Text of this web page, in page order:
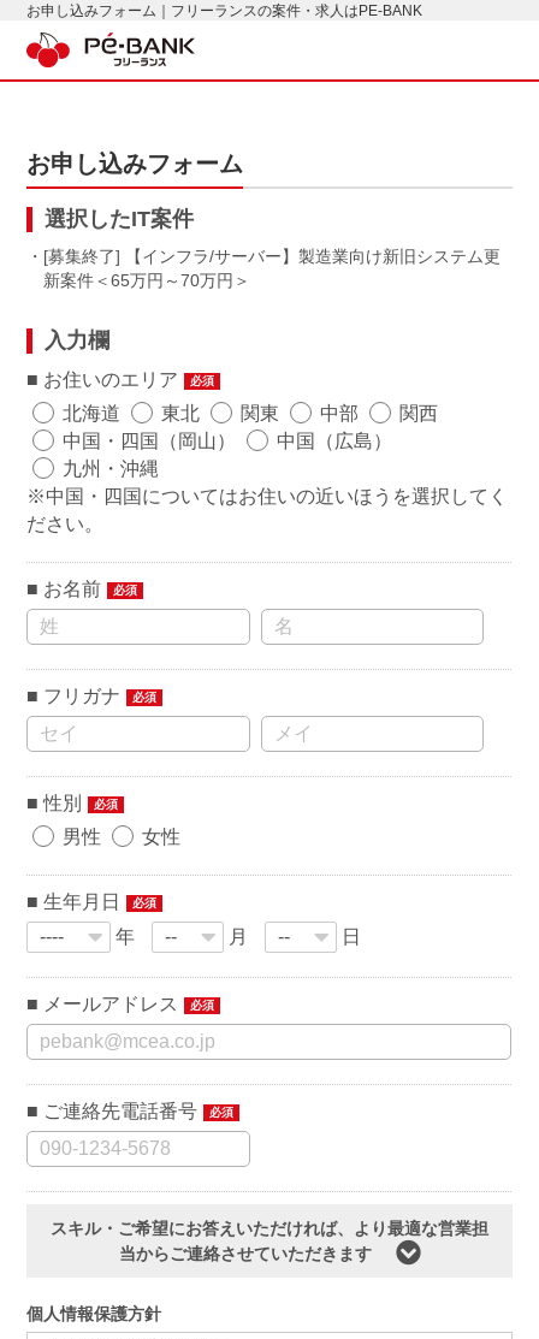
お申し込みフォーム｜フリーランスの案件・求人はPE-BANK
お申し込みフォーム
選択したIT案件
・[募集終了] 【インフラ/サーバー】製造業向け新旧システム更
新案件
65万円～70万円
入力欄
お住いのエリア 必須
北海道 東北 関東 中部
関西
中国・四国（岡山）
中国（広島）
九州・沖縄
※中国・四国についてはお住いの近いほうを選択してく
ださい。
お名前 必須
フリガナ 必須
性別 必須
男性 女性
生年月日 必須
年 月 日
メールアドレス 必須
ご連絡先電話番号 必須
スキル・ご希望にお答えいただければ、より最適な営業担
当からご連絡させていただきます
個人情報保護方針